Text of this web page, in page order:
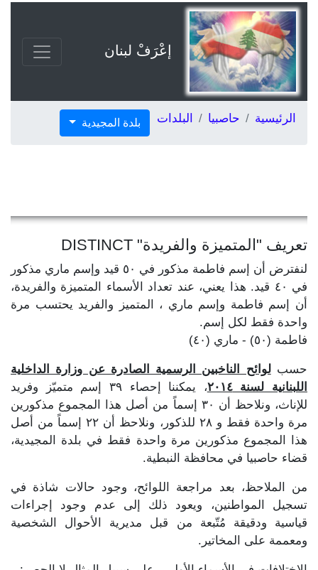
إعْرَفْ لبنان
الرئيسية حاصبيا البلدات بلدة المجيدية
تعريف "المتميزة والفريدة" DISTINCT
لنفترض أن إسم فاطمة مذكور في ٥٠ قيد وإسم ماري مذكور
في ٤٠ قيد. هذا يعني، عند تعداد الأسماء المتميزة والفريدة،
أن إسم فاطمة وإسم ماري ، المتميز والفريد يحتسب مرة
واحدة فقط لكل إسم.
فاطمة (٥٠) - ماري (٤٠)
حسبلوائح الناخبين الرسمية الصادرة عن وزارة الداخلية
اللبنانية لسنة ٢٠١٤
، يمكننا إحصاء ٣٩ إسم متميّز وفريد
للإناث، ونلاحظ أن ٣٠ إسماً من أصل هذا المجموع مذكورين
مرة واحدة فقط و ٢٨ للذكور، ونلاحظ أن ٢٢ إسماً من أصل
هذا المجموع مذكورين مرة واحدة فقط في بلدة المجيدية،
قضاء حاصبيا في محافظة النبطية.
من الملاحظ، بعد مراجعة اللوائح، وجود حالات شاذة في
تسجيل المواطنين، ويعود ذلك إلى عدم وجود إجراءات
قياسية ودقيقة مُتّبعة من قبل مديرية الأحوال الشخصية
ومعممة على المخاتير.